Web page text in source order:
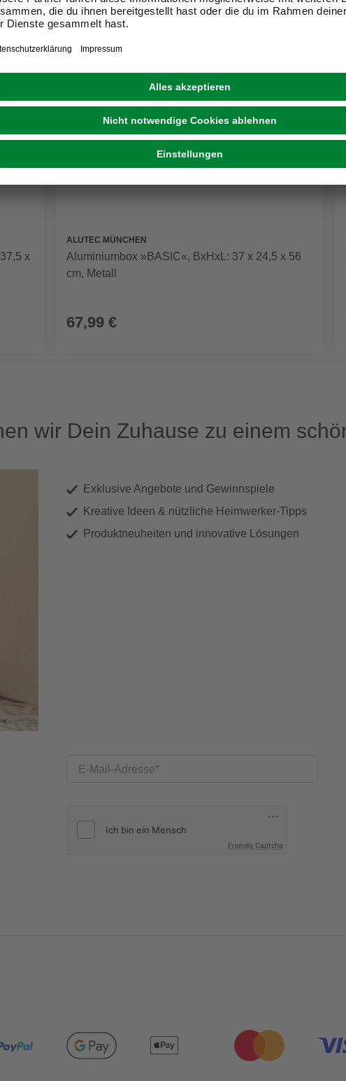
x
ALUTEC MÜNCHEN
Aluminiumbox »BASIC«, BxHxL: 37 x 24,5 x 56
cm, Metall
67,99 €
wir Dein Zuhause zu einem
Exklusive Angebote und Gewinnspiele
Kreative Ideen & nützliche Heimwerker-Tipps
Produktneuheiten und innovative Lösungen
E-Mail-Adresse
Friendly Captcha